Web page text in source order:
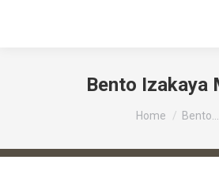
Bento Izakaya
You are
Home Bento…